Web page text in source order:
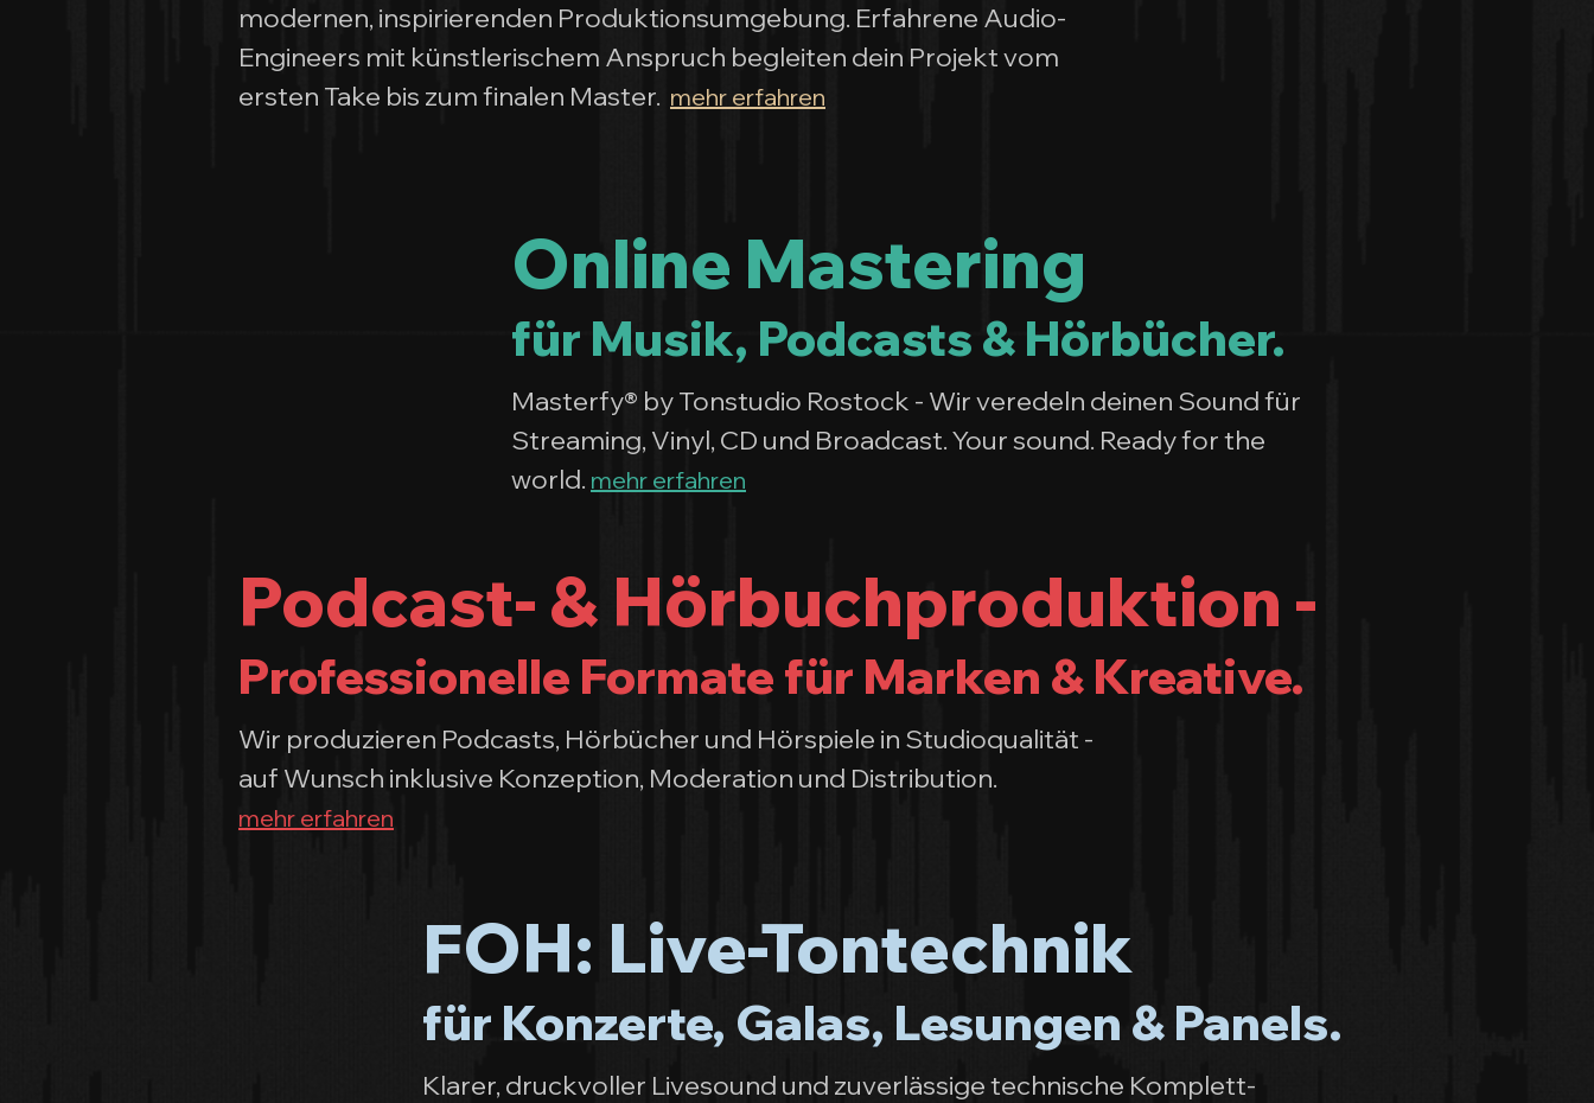
modernen, inspirierenden Produktionsumgebung. Erfahrene Audio-
Engineers mit künstlerischem Anspruch begleiten dein Projekt vom
ersten Take bis zum finalen Master. mehr erfahren
Online Mastering
für Musik, Podcasts & Hörbücher.
Masterfy® by Tonstudio Rostock - Wir veredeln deinen Sound für
Streaming, Vinyl, CD und Broadcast. Your sound. Ready for the
world. mehr erfahren
Podcast- & Hörbuchproduktion -
Professionelle Formate für Marken & Kreative.
Wir produzieren Podcasts, Hörbücher und Hörspiele in Studioqualität -
auf Wunsch inklusive Konzeption, Moderation und Distribution.
mehr erfahren
FOH: Live-Tontechnik
für Konzerte, Galas, Lesungen & Panels.
Klarer, druckvoller Livesound und zuverlässige technische Komplett-